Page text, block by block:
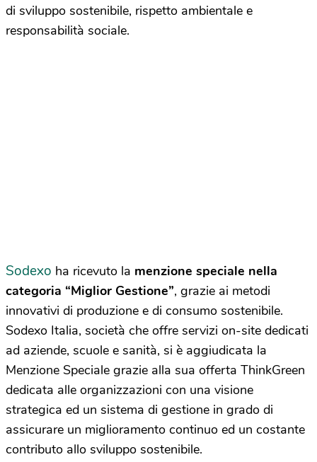
di sviluppo sostenibile, rispetto ambientale e
responsabilità sociale.
Sodexo ha ricevuto la menzione speciale nella
categoria “Miglior Gestione”, grazie ai metodi
innovativi di produzione e di consumo sostenibile.
Sodexo Italia, società che offre servizi on-site dedicati
ad aziende, scuole e sanità, si è aggiudicata la
Menzione Speciale grazie alla sua offerta ThinkGreen
dedicata alle organizzazioni con una visione
strategica ed un sistema di gestione in grado di
assicurare un miglioramento continuo ed un costante
contributo allo sviluppo sostenibile.